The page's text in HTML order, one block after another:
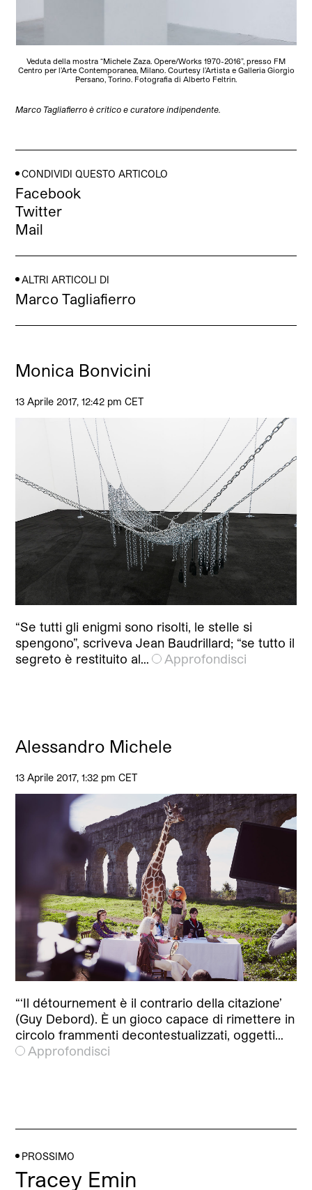
Veduta della mostra “Michele Zaza. Opere/Works 1970-2016”, presso FM
Centro per l’Arte Contemporanea, Milano. Courtesy l’Artista e Galleria Giorgio
Persano, Torino. Fotografia di Alberto Feltrin.
Marco Tagliafierro è critico e curatore indipendente.
CONDIVIDI QUESTO ARTICOLO
Facebook
Twitter
Mail
ALTRI ARTICOLI DI
Marco Tagliafierro
Monica Bonvicini
13 Aprile 2017, 12:42 pm CET
“Se tutti gli enigmi sono risolti, le stelle si
spengono”, scriveva Jean Baudrillard; “se tutto il
segreto è restituito al…
Approfondisci
Alessandro Michele
13 Aprile 2017, 1:32 pm CET
“‘Il détournement è il contrario della citazione’
(Guy Debord). È un gioco capace di rimettere in
circolo frammenti decontestualizzati, oggetti…
Approfondisci
PROSSIMO
Tracey Emin